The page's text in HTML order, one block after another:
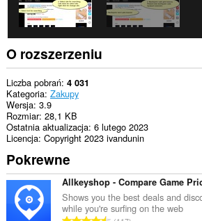
O rozszerzeniu
Liczba pobrań 4 031
Kategoria Zakupy
Wersja 3.9
Rozmiar 28,1 KB
Ostatnia aktualizacja 6 lutego 2023
Licencja Copyright 2023 ivandunin
Pokrewne
Allkeyshop - Compare Game
Shows you the best deals and
while you're surfing on the web